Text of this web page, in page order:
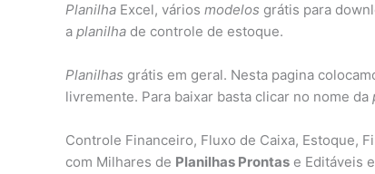
Planilha Excel, vários modelos grátis para
a planilha de controle de estoque.
Planilhas grátis em geral. Nesta pagina
livremente. Para baixar basta clicar no nome da
Controle Financeiro, Fluxo de Caixa, Estoque,
com Milhares de Planilhas Prontas e Editáveis